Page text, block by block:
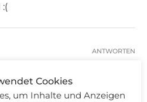
war ein bisschen
ANTWORTEN
Cookies
um Inhalte und Anzeigen